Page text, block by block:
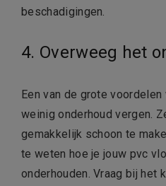
beschadigingen.
4. Overweeg het
Een van de grote
weinig onderhoud vergen.
gemakkelijk schoon te
te weten hoe je jouw pvc
onderhouden. Vraag bij het